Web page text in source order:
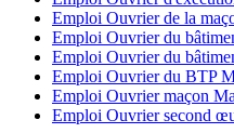
Emploi Ouvrier de la
Emploi Ouvrier du
Emploi Ouvrier du
Emploi Ouvrier du BTP
Emploi Ouvrier maçon
Emploi Ouvrier second